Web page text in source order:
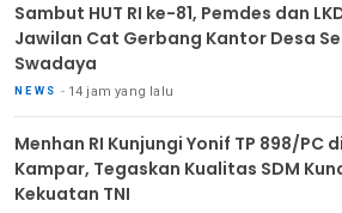
Sambut HUT RI ke-81, Pemdes dan
Jawilan Cat Gerbang Kantor Desa
Swadaya
NEWS 14 jam yang lalu
Menhan RI Kunjungi Yonif TP 898/PC di
Kampar, Tegaskan Kualitas SDM
Kekuatan TNI